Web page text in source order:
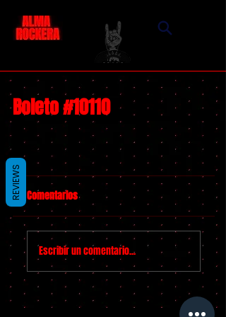
Boleto #10110
Comentarios
Escribir un comentario...
REVIEWS